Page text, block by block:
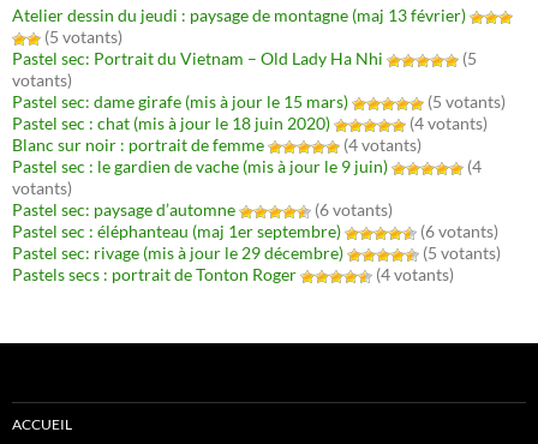
Atelier dessin du jeudi : paysage de montagne (maj 13 février)
(5 votants)
Pastel sec: Portrait du Vietnam – Old Lady Ha Nhi
(5
votants)
Pastel sec: dame girafe (mis à jour le 15 mars)
(5 votants)
Pastel sec : chat (mis à jour le 18 juin 2020)
(4 votants)
Blanc sur noir : portrait de femme
(4 votants)
Pastel sec : le gardien de vache (mis à jour le 9 juin)
(4
votants)
Pastel sec: paysage d’automne
(6 votants)
Pastel sec : éléphanteau (maj 1er septembre)
(6 votants)
Pastel sec: rivage (mis à jour le 29 décembre)
(5 votants)
Pastels secs : portrait de Tonton Roger
(4 votants)
ACCUEIL